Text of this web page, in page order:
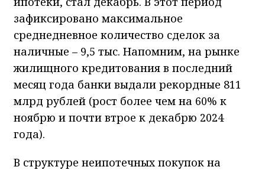
зафиксировано максимальное
среднедневное количество сделок за
наличные – 9,5 тыс. Напомним, на рынке
жилищного кредитования в последний
месяц года банки выдали рекордные 811
млрд рублей (рост более чем на 60% к
ноябрю и почти втрое к декабрю 2024
года).
В структуре неипотечных покупок на